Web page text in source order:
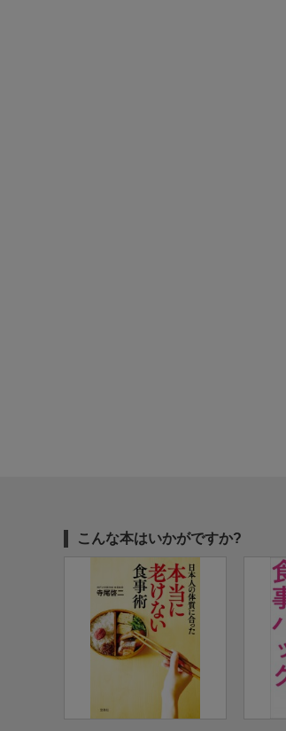
こんな本はいかがですか?